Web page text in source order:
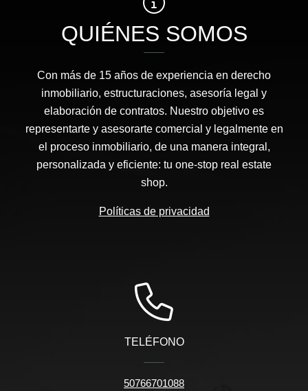
QUIÉNES SOMOS
Con más de 15 años de experiencia en derecho
inmobiliario, estructuraciones, asesoría legal y
elaboración de contratos. Nuestro objetivo es
representarte y asesorarte comercial y legalmente en
el proceso inmobiliario, de una manera integral,
personalizada y eficiente: tu one-stop real estate
shop.
Políticas de privacidad
TELÉFONO
50766701088